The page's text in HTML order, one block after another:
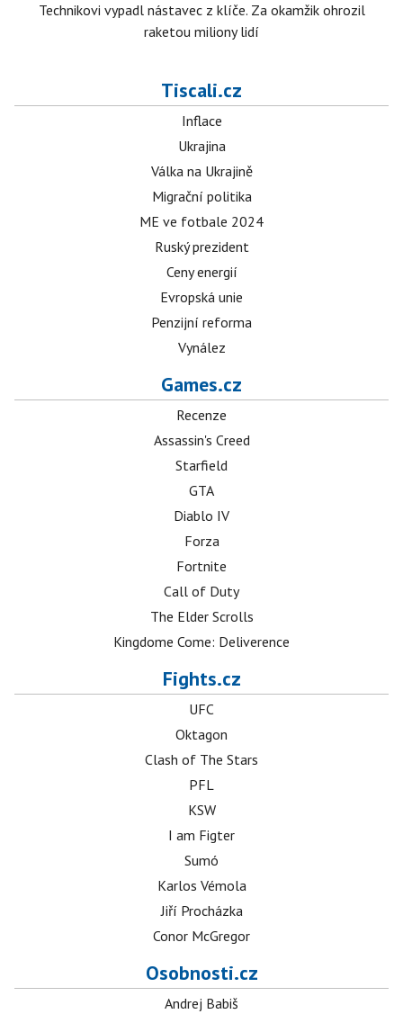
Technikovi vypadl nástavec z klíče. Za okamžik ohrozil
raketou miliony lidí
Tiscali.cz
Inflace
Ukrajina
Válka na Ukrajině
Migrační politika
ME ve fotbale 2024
Ruský prezident
Ceny energií
Evropská unie
Penzijní reforma
Vynález
Games.cz
Recenze
Assassin's Creed
Starfield
GTA
Diablo IV
Forza
Fortnite
Call of Duty
The Elder Scrolls
Kingdome Come: Deliverence
Fights.cz
UFC
Oktagon
Clash of The Stars
PFL
KSW
I am Figter
Sumó
Karlos Vémola
Jiří Procházka
Conor McGregor
Osobnosti.cz
Andrej Babiš